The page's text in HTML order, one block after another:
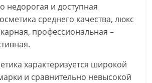
недорогая и доступная
среднего качества, люкс
профессиональная –
характеризуется широкой
и сравнительно невысокой